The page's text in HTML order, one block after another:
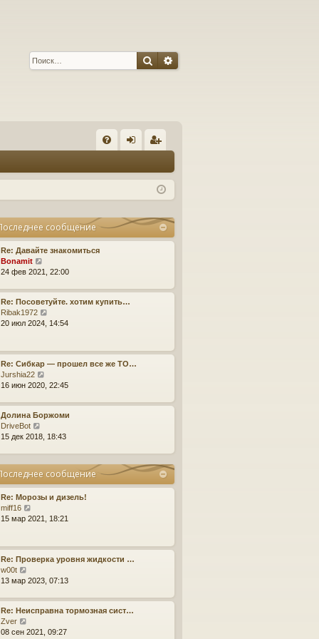
ПоискРасширенный поиск
Q д ис
ац
сообщение
Re: Давайте знакомиться
Bonamit
е
е
й
т
и
о
с
л
е
е
у
с
о
о
б
щ
н
24 фев 2021, 22:00
Re: Посоветуйте. хотим купить…
Ribak1972
е
й
т
к
о
с
е
е
м
о
щ
е
и
20 июл 2024, 14:54
Re: Сибкар — прошел все же ТО…
Jurshia22
е
е
й
и
е
н
м
о
о
б
щ
н
16 июн 2020, 22:45
Долина Боржоми
DriveBot
е
т
и
к
о
д
е
м
с
о
15 дек 2018, 18:43
сообщение
Re: Морозы и дизель!
miff16
е
й
т
к
о
с
е
15 мар 2021, 18:21
Re: Проверка уровня жидкости …
w00t
е
е
й
и
13 мар 2023, 07:13
Re: Неисправна тормозная сист…
Zver
е
08 сен 2021, 09:27